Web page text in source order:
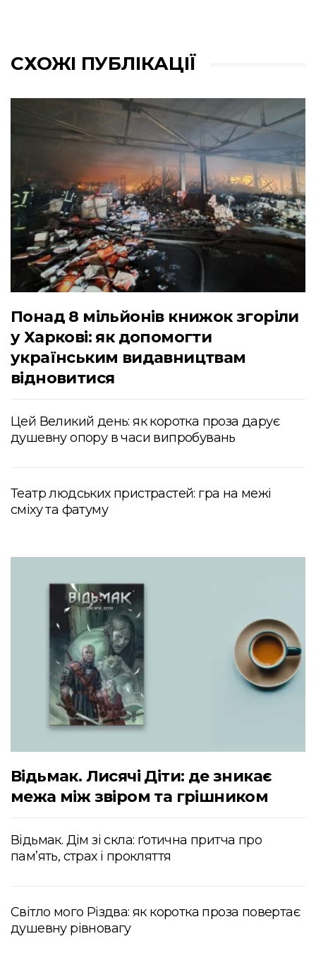
СХОЖІ ПУБЛІКАЦІЇ
Понад 8 мільйонів книжок згоріли
у Харкові: як допомогти
українським видавництвам
відновитися
Цей Великий день: як коротка проза дарує
душевну опору в часи випробувань
Театр людських пристрастей: гра на межі
сміху та фатуму
Відьмак. Лисячі Діти: де зникає
межа між звіром та грішником
Відьмак. Дім зі скла: ґотична притча про
пам’ять, страх і прокляття
Світло мого Різдва: як коротка проза повертає
душевну рівновагу